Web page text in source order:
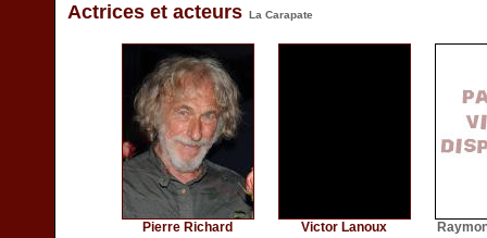
Actrices et acteurs La Carapate
Pierre Richard Victor Lanoux